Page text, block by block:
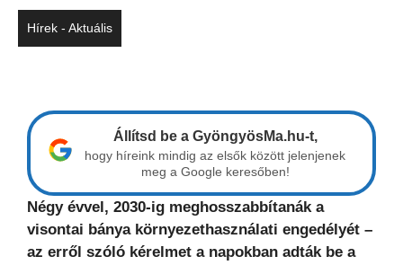
Hírek - Aktuális
Állítsd be a GyöngyösMa.hu-t,
hogy híreink mindig az elsők között jelenjenek
meg a Google keresőben!
Négy évvel, 2030-ig meghosszabbítanák a
visontai bánya környezethasználati engedélyét –
az erről szóló kérelmet a napokban adták be a